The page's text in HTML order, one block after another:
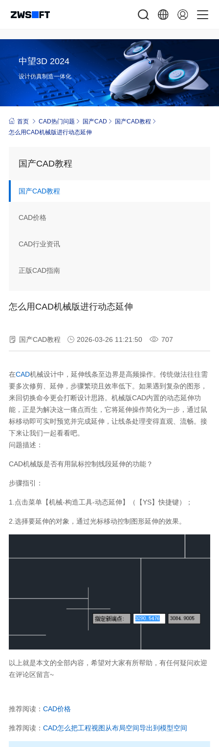
中望3D 2024
设计仿真制造一体化
首页 CAD热门问题 国产CAD
国产CAD教程
怎么用CAD机械版进行动态延伸
国产CAD教程
国产CAD教程
CAD价格
CAD行业资讯
正版CAD指南
怎么用CAD机械版进行动态延伸
国产CAD教程 2026-03-26 11:21:50 707
在CAD机械设计中，延伸线条至边界是高频操作。传统做法往往需
要多次修剪、延伸，步骤繁琐且效率低下。如果遇到复杂的图形，
来回切换命令更会打断设计思路。机械版CAD内置的动态延伸功
能，正是为解决这一痛点而生，它将延伸操作简化为一步，通过鼠
标移动即可实时预览并完成延伸，让线条处理变得直观、流畅。接
下来让我们一起看看吧。
问题描述：
CAD机械版是否有用鼠标控制线段延伸的功能？
步骤指引：
1.点击菜单【机械-构造工具-动态延伸】（【YS】快捷键）；
2.选择要延伸的对象，通过光标移动控制图形延伸的效果。
以上就是本文的全部内容，希望对大家有所帮助，有任何疑问欢迎
在评论区留言~
推荐阅读： CAD价格
推荐阅读： CAD怎么把工程视图从布局空间导出到模型空间